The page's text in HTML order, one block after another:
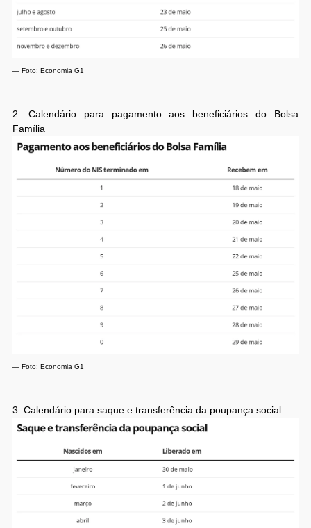
— Foto: Economia G1
2. Calendário para pagamento aos beneficiários do Bolsa
Família
— Foto: Economia G1
3. Calendário para saque e transferência da poupança social